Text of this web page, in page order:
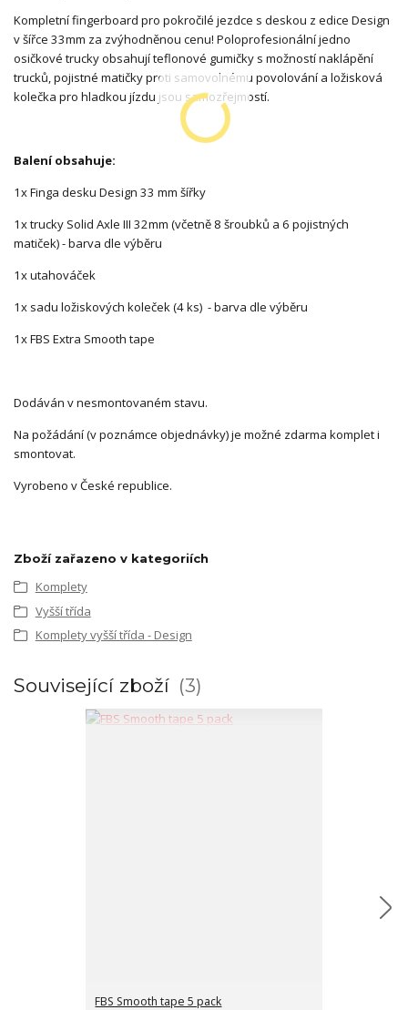
Kompletní fingerboard pro pokročilé jezdce s deskou z edice Design
v šířce 33mm za zvýhodněnou cenu! Poloprofesionální jedno
osičkové trucky obsahují teflonové gumičky s možností naklápění
trucků, pojistné matičky proti samovolnému povolování a ložisková
kolečka pro hladkou jízdu jsou samozřejmostí.
Balení obsahuje:
1x Finga desku Design 33 mm šířky
1x trucky Solid Axle III 32mm (včetně 8 šroubků a 6 pojistných
matiček) - barva dle výběru
1x utahováček
1x sadu ložiskových koleček (4 ks) - barva dle výběru
1x FBS Extra Smooth tape
Dodáván v nesmontovaném stavu.
Na požádání (v poznámce objednávky) je možné zdarma komplet i
smontovat.
Vyrobeno v České republice.
Zboží zařazeno v kategoriích
Komplety
Vyšší třída
Komplety vyšší třída - Design
Související zboží 3
FBS Smooth tape 5 pack